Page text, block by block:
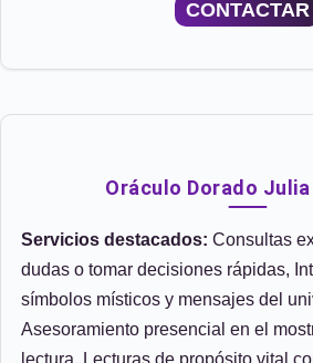
CONTACTAR
Oráculo Dorado Julia
Servicios destacados: Consultas
dudas o tomar decisiones rápidas,
símbolos místicos y mensajes del
Asesoramiento presencial en el
lectura, Lecturas de propósito vital